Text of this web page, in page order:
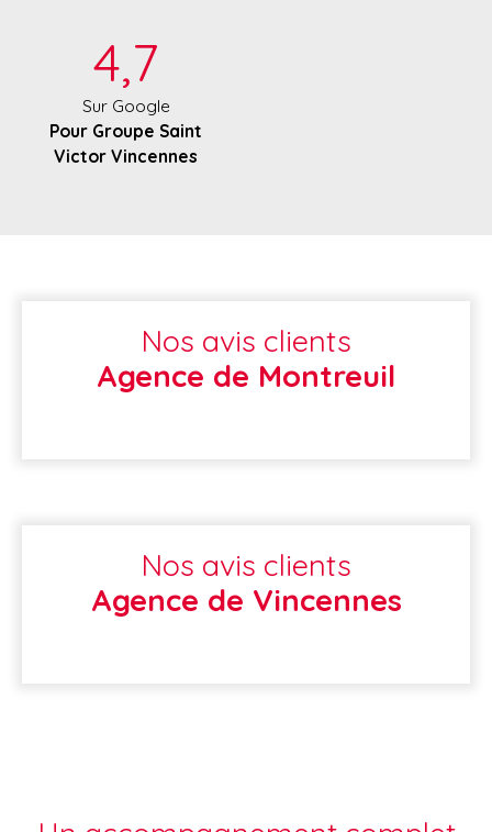
4,7
Sur Google
Pour Groupe Saint
Victor Vincennes
Nos avis clients
Agence de Montreuil
Nos avis clients
Agence de Vincennes